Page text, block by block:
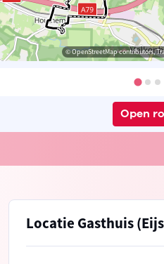
© OpenStreetMap contributors,
Open
Locatie Gasthuis